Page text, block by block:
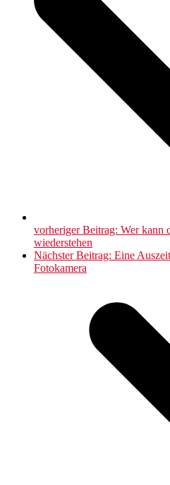
vorheriger Beitrag: Wer kann
wiederstehen
Nächster Beitrag: Eine
Fotokamera